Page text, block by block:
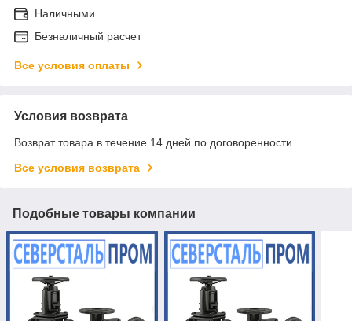
Наличными
Безналичный расчет
Все условия оплаты
Условия возврата
Возврат товара в течение 14 дней по договоренности
Все условия возврата
Подобные товары компании